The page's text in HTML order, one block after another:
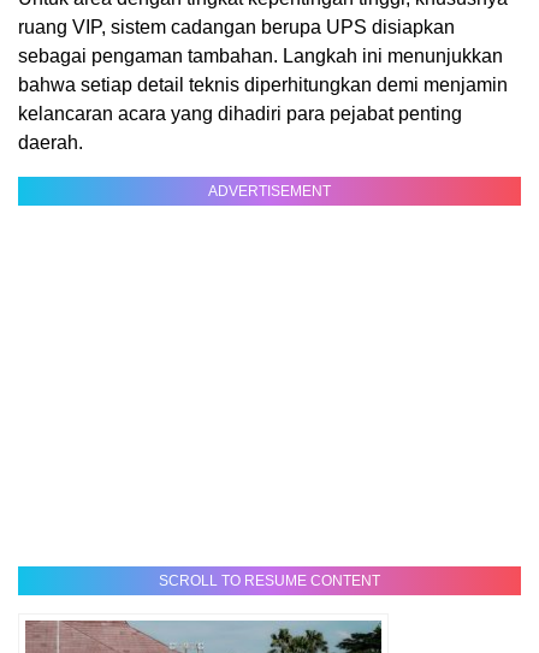
ruang VIP, sistem cadangan berupa UPS disiapkan
sebagai pengaman tambahan. Langkah ini menunjukkan
bahwa setiap detail teknis diperhitungkan demi menjamin
kelancaran acara yang dihadiri para pejabat penting
daerah.
ADVERTISEMENT
SCROLL TO RESUME CONTENT